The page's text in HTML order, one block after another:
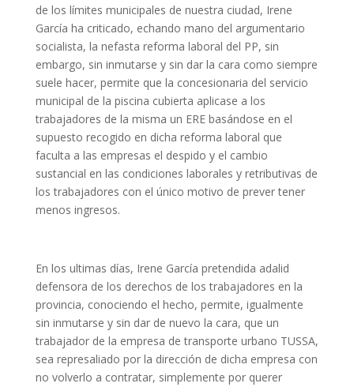
de los límites municipales de nuestra ciudad, Irene
García ha criticado, echando mano del argumentario
socialista, la nefasta reforma laboral del PP, sin
embargo, sin inmutarse y sin dar la cara como siempre
suele hacer, permite que la concesionaria del servicio
municipal de la piscina cubierta aplicase a los
trabajadores de la misma un ERE basándose en el
supuesto recogido en dicha reforma laboral que
faculta a las empresas el despido y el cambio
sustancial en las condiciones laborales y retributivas de
los trabajadores con el único motivo de prever tener
menos ingresos.
En los ultimas días, Irene García pretendida adalid
defensora de los derechos de los trabajadores en la
provincia, conociendo el hecho, permite, igualmente
sin inmutarse y sin dar de nuevo la cara, que un
trabajador de la empresa de transporte urbano TUSSA,
sea represaliado por la dirección de dicha empresa con
no volverlo a contratar, simplemente por querer